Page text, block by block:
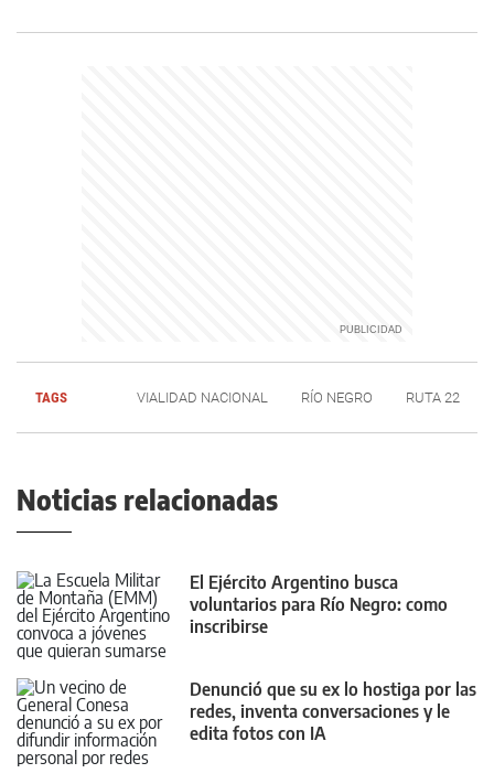
TAGS VIALIDAD NACIONAL RÍO NEGRO RUTA 22
Noticias relacionadas
El Ejército Argentino busca
voluntarios para Río Negro: como
inscribirse
Denunció que su ex lo hostiga por las
redes, inventa conversaciones y le
edita fotos con IA